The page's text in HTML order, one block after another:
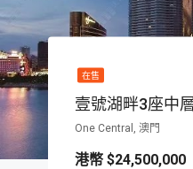
在售
壹號湖畔3座中
One Central, 澳門
$24,500,000